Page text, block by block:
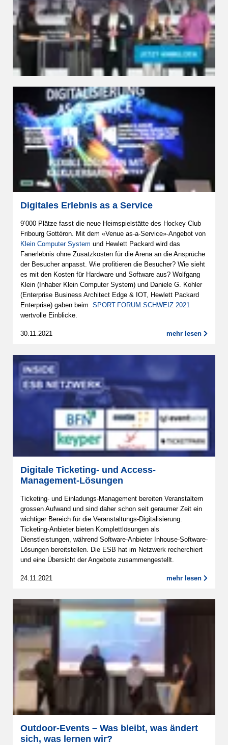
Digitales Erlebnis as a Service
9‘000 Plätze fasst die neue Heimspielstätte des Hockey Club
Fribourg Gottéron. Mit dem «Venue as-a-Service»-Angebot von
Klein Computer System und Hewlett Packard wird das
Fanerlebnis ohne Zusatzkosten für die Arena an die Ansprüche
der Besucher anpasst. Wie profitieren die Besucher? Wie sieht
es mit den Kosten für Hardware und Software aus? Wolfgang
Klein (Inhaber Klein Computer System) und Daniele G. Kohler
(Enterprise Business Architect Edge & IOT, Hewlett Packard
Enterprise) gaben beim SPORT.FORUM.SCHWEIZ 2021
wertvolle Einblicke.
30.11.2021 mehr lesen
Digitale Ticketing- und Access-
Management-Lösungen
Ticketing- und Einladungs-Management bereiten Veranstaltern
grossen Aufwand und sind daher schon seit geraumer Zeit ein
wichtiger Bereich für die Veranstaltungs-Digitalisierung.
Ticketing-Anbieter bieten Komplettlösungen als
Dienstleistungen, während Software-Anbieter Inhouse-Software-
Lösungen bereitstellen. Die ESB hat im Netzwerk recherchiert
und eine Übersicht der Angebote zusammengestellt.
24.11.2021 mehr lesen
Outdoor-Events – Was bleibt, was ändert
sich, was lernen wir?